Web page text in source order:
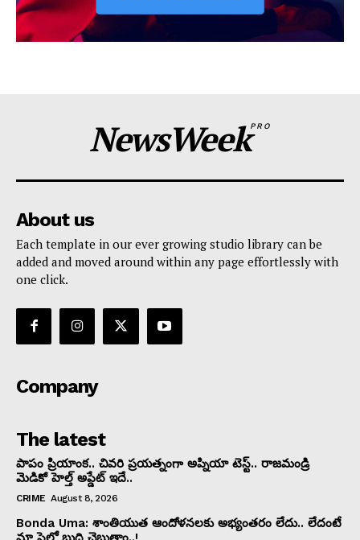
NewsWeekPRO
About us
Each template in our ever growing studio library can be
added and moved around within any page effortlessly with
one click.
Company
The latest
పాపం ప్రియాంక.. చివరి ప్రయత్నంగా అప్నియా టెస్ట్.. రాజమండ్రి
మెడికో హెల్త్ అప్డేట్ ఇదే..
CRIME August 8, 2026
Bonda Uma: శాంతియుత ఆందోళనలకు అభ్యంతరం లేదు.. లేదంటే